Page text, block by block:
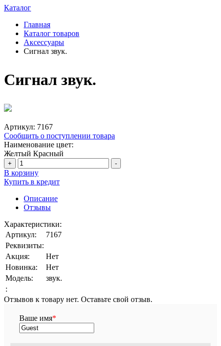
Каталог
Главная
Каталог товаров
Аксессуары
Сигнал звук.
Сигнал звук.
Артикул: 7167
Сообщить о поступлении товара
Наименование цвет:
Желтый Красный
+ -
В корзину
Купить в кредит
Описание
Отзывы
Характеристики:
Артикул:
7167
Реквизиты:
Акция:
Нет
Новинка:
Нет
Модель:
звук.
:
Отзывов к товару нет. Оставьте свой отзыв.
Ваше имя*